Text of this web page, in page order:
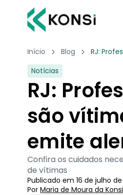
Início Blog
RJ:
Notícias
RJ:
são
emite
Confira os cuidados
de vítimas
Publicado em 16 de julho
Por Maria de Moura da Konsi